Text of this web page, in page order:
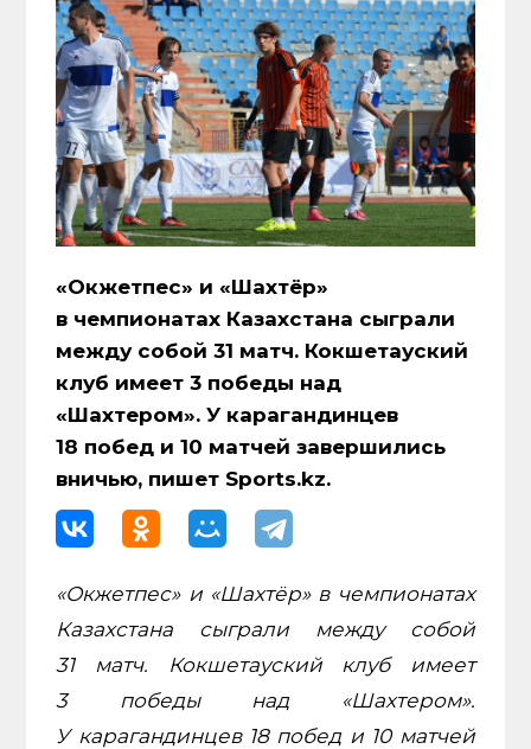
«Окжетпес» и «Шахтёр»
в чемпионатах Казахстана сыграли
между собой 31 матч. Кокшетауский
клуб имеет 3 победы над
«Шахтером». У карагандинцев
18 побед и 10 матчей завершились
вничью, пишет Sports.kz.
«Окжетпес» и «Шахтёр» в чемпионатах
Казахстана сыграли между собой
31 матч. Кокшетауский клуб имеет
3 победы над «Шахтером».
У карагандинцев 18 побед и 10 матчей